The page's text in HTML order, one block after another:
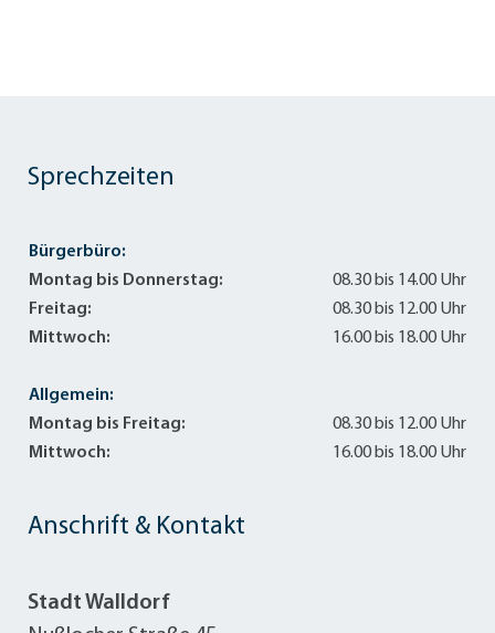
Anschrift & Kontakt
Stadt Walldorf
Sprechzeiten
Bürgerbüro:
Montag bis Donnerstag:
08.30 bis 14.00 Uhr
Freitag:
08.30 bis 12.00 Uhr
Mittwoch:
16.00 bis 18.00 Uhr
Allgemein:
Montag bis Freitag:
08.30 bis 12.00 Uhr
Mittwoch:
16.00 bis 18.00 Uhr